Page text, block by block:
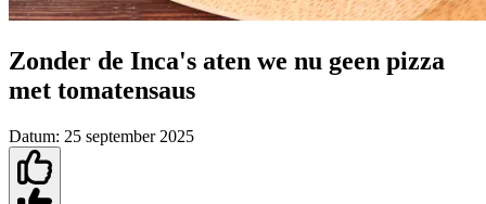
Zonder de Inca's aten we nu geen pizza
met tomatensaus
Datum: 25 september 2025